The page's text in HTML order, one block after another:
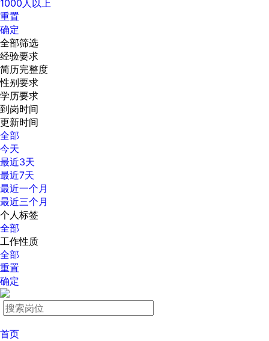
1000人以上
重置
确定
全部筛选
经验要求
简历完整度
性别要求
学历要求
到岗时间
更新时间
全部
今天
最近3天
最近7天
最近一个月
最近三个月
个人标签
全部
工作性质
全部
重置
确定
首页